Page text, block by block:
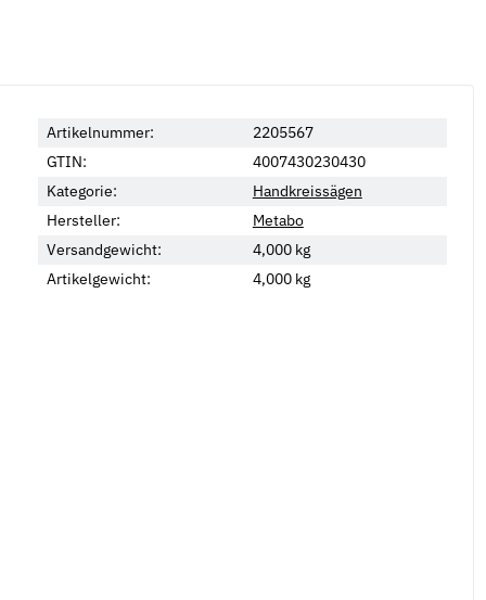
Artikelnummer:
2205567
GTIN:
4007430230430
Kategorie:
Handkreissägen
Hersteller:
Metabo
Versandgewicht:
4,000 kg
Artikelgewicht:
4,000 kg